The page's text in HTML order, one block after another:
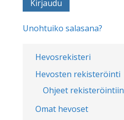
Hevosrekisteri
Hevosten rekisteröinti
Ohjeet rekisteröintiin
Omat hevoset
Unohtuiko salasana?